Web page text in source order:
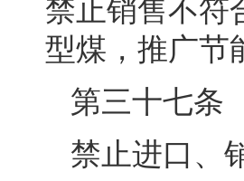
型煤，推广节
第三十七条
禁止进口、